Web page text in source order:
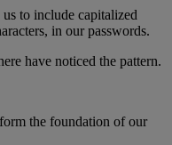
to include capitalized
in our passwords.
have noticed the pattern.
the foundation of our